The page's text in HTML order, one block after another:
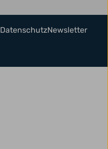
DatenschutzNewsletter